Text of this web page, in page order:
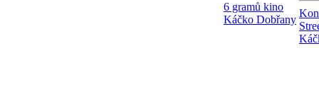
6 gramů kino
Káčko Dobřany